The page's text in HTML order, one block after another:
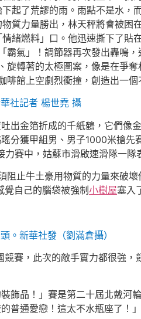
起了荒謬的雨。雨點不是水，
質力量勝出，林天秤將會被困
緒燃料」口。他迅速撕下了貼
霸氣」！調節器再次發出轟鳴
轉著的太極圖案，像是在爭
館上空劇烈衝撞，創造出一個
社記者 楊世堯 攝
出金箔折成的千紙鶴，它們像
分獲甲組男、男子1000米搶
賽中，姑蘇市滑啟速滑隊一隊
止牛土豪用物質的力量來破
覺自己的腦袋被強制小樹屋塞入
。新華社發（劉滿倉攝）
賽，此次的敵手實力都很強
飾品！」賽是第二十屆北戴河
普通愛戀！這太不水瓶座了！